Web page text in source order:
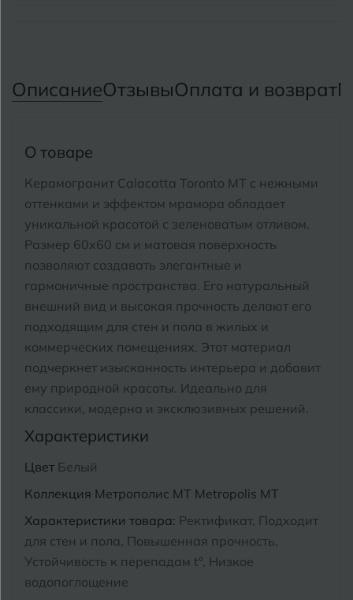
ОписаниеОтзывыОплата и возврат
О товаре
Керамогранит Calacatta Toronto MT с нежными
оттенками и эффектом мрамора обладает
уникальной красотой с зеленоватым отливом.
Размер 60x60 см и матовая поверхность
позволяют создавать элегантные и
гармоничные пространства. Его натуральный
внешний вид и высокая прочность делают его
подходящим для стен и пола в жилых и
коммерческих помещениях. Этот материал
подчеркнет изысканность интерьера и добавит
ему природной красоты. Идеально для
классики, модерна и эксклюзивных решений.
Характеристики
Цвет Белый
Коллекция Метрополис MT Metropolis MT
Характеристики товара: Ректификат, Подходит
для стен и пола, Повышенная прочность,
Устойчивость к перепадам t°, Низкое
водопоглощение
Екатеринбург
Иваново
Ижевск
Казань
Кемерово
Ковров
Кострома
Котлас
Краснодар
Курган
Курганинск
Магнитогорск
Муром
Тимашевск
Тула
У Улан-Удэ
Ульяновск
Уфа
Челябинск
Э Энгельс